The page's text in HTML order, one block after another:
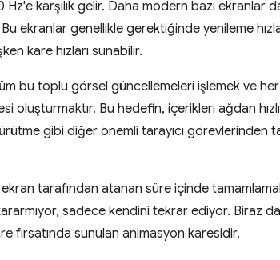
karşılık gelir. Daha modern bazı ekranlar
ekranlar genellikle gerektiğinde yenileme
kare hızları sunabilir.
bu toplu görsel güncellemeleri işlemek ve
oluşturmaktır. Bu hedefin, içerikleri ağdan
gibi diğer önemli tarayıcı görevlerinden
tarafından atanan süre içinde
sadece kendini tekrar ediyor. Biraz
fırsatında sunulan animasyon karesidir.